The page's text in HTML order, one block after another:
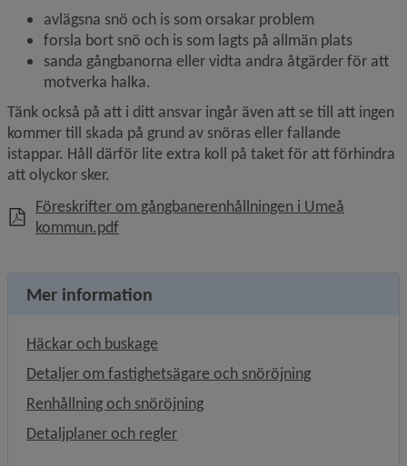
avlägsna snö och is som orsakar problem
forsla bort snö och is som lagts på allmän plats
sanda gångbanorna eller vidta andra åtgärder för att
motverka halka.
Tänk också på att i ditt ansvar ingår även att se till att ingen
kommer till skada på grund av snöras eller fallande
istappar. Håll därför lite extra koll på taket för att förhindra
att olyckor sker.
Föreskrifter om gångbanerenhållningen i Umeå
kommun.pdf, 757.4 kB, öppnas i nytt fönster.
Mer information
Häckar och buskage
Detaljer om fastighetsägare och snöröjning
Renhållning och snöröjning
Detaljplaner och regler